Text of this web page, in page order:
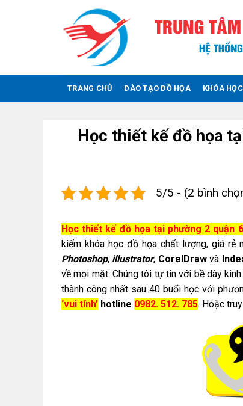
TRANG CHỦ ĐÀO TẠO ĐỒ HỌA KHÓA
Học thiết kế đồ họa
5/5 - (2 bình
Học thiết kế đồ họa tại phường 2 quận
kiếm khóa học đồ họa chất lượng, giá rẻ
Photoshop, illustrator, CorelDrawvà
về mọi mặt. Chúng tôi tự tin với bề dày
thành công nhất sau 40 buổi học với
‘vui tính’ hotline 0982. 512. 785. Hoặc